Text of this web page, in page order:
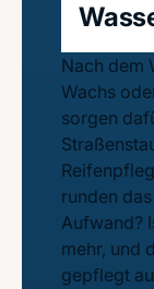
Nach dem
Wachs
sorgen
runden
Aufwand?
mehr, und
gepflegt